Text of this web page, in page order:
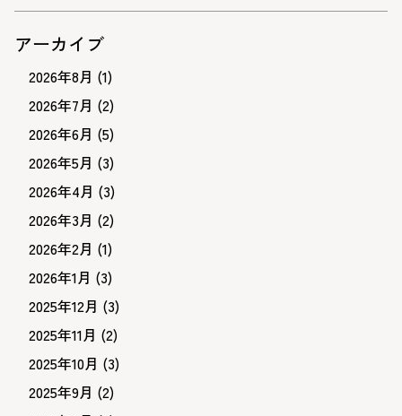
アーカイブ
2026年8月 (1)
2026年7月 (2)
2026年6月 (5)
2026年5月 (3)
2026年4月 (3)
2026年3月 (2)
2026年2月 (1)
2026年1月 (3)
2025年12月 (3)
2025年11月 (2)
2025年10月 (3)
2025年9月 (2)